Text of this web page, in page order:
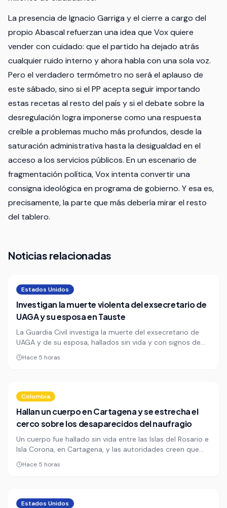
La presencia de Ignacio Garriga y el cierre a cargo del
propio Abascal refuerzan una idea que Vox quiere
vender con cuidado: que el partido ha dejado atrás
cualquier ruido interno y ahora habla con una sola voz.
Pero el verdadero termómetro no será el aplauso de
este sábado, sino si el PP acepta seguir importando
estas recetas al resto del país y si el debate sobre la
desregulación logra imponerse como una respuesta
creíble a problemas mucho más profundos, desde la
saturación administrativa hasta la desigualdad en el
acceso a los servicios públicos. En un escenario de
fragmentación política, Vox intenta convertir una
consigna ideológica en programa de gobierno. Y esa es,
precisamente, la parte que más debería mirar el resto
del tablero.
Noticias relacionadas
Estados Unidos
Investigan la muerte violenta del exsecretario de
UAGA y su esposa en Tauste
La Guardia Civil investiga la muerte del exsecretario de
UAGA y de su esposa, hallados sin vida y con signos de
violencia en su vivienda de Tauste, Zaragoza. El hallazgo lo
hicieron familiares de la mujer a primera hora de la noche
Hace 5 horas
Colombia
Hallan un cuerpo en Cartagena y se estrecha el
cerco sobre los desaparecidos del naufragio
Un cuerpo fue hallado sin vida entre las Islas del Rosario e
Isla Corona, en Cartagena, y las autoridades creen que
correspondería a uno de los dos tripulantes
desaparecidos tras el naufragio de una embarcación. El
Hace 5 horas
Estados Unidos